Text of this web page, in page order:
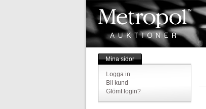
Mina sidor
Logga in
Bli kund
Glömt login?